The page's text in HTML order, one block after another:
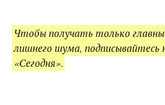
Чтобы получать только
лишнего шума, подписывайтесь
«Сегодня».